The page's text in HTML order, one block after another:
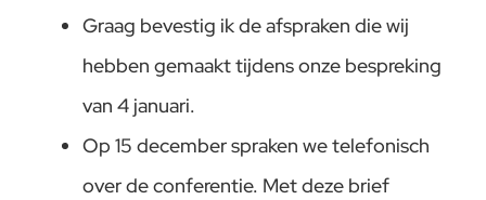
Graag bevestig ik de afspraken die wij
hebben gemaakt tijdens onze bespreking
van 4 januari.
Op 15 december spraken we telefonisch
over de conferentie. Met deze brief